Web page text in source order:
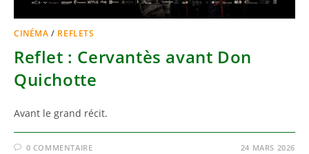
CINÉMA / REFLETS
Reflet : Cervantès avant Don
Quichotte
Avant le grand récit.
0 COMMENTAIRE 24 MARS 2026